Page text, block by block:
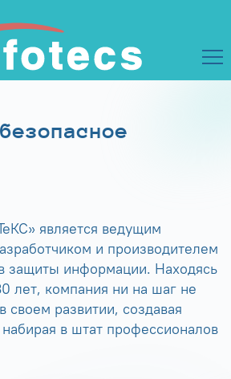
является ведущим
и производителем
защиты информации. Находясь
лет, компания ни на шаг не
своем развитии, создавая
в штат профессионалов